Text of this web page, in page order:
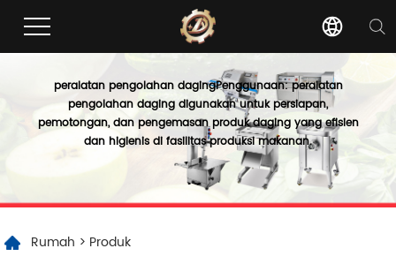
peralatan pengolahan dagingPenggunaan: peralatan
pengolahan daging digunakan untuk persiapan,
pemotongan, dan pengemasan produk daging yang efisien
dan higienis di fasilitas produksi makanan.
Rumah > Produk